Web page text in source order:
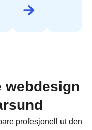
webdesign
profesjonell ut den